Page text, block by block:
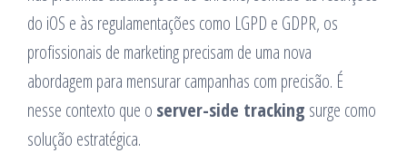
do iOS e às regulamentações como LGPD e GDPR, os
profissionais de marketing precisam de uma nova
abordagem para mensurar campanhas com precisão. É
nesse contexto que o server-side tracking surge como
solução estratégica.